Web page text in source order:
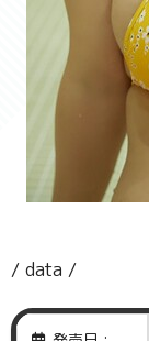
/ data /